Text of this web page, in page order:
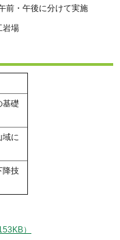
・午後に分けて実施
岩場
基礎
域に
降技
）